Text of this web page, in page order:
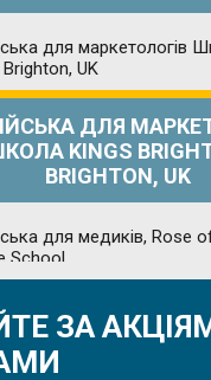
ДЛЯ
KINGS
BRIGHTON, UK
ДЛЯ
LANGUAGE
ЗА